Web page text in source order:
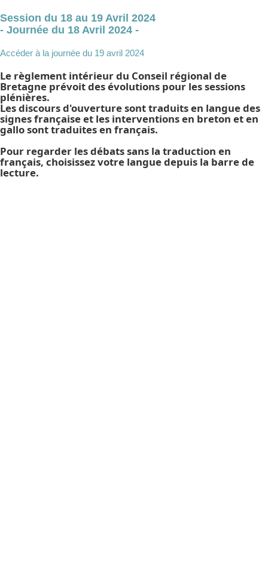
Session du 18 au 19 Avril 2024
- Journée du 18 Avril 2024 -
Accéder à la journée du 19 avril 2024
Le règlement intérieur du Conseil régional de
Bretagne prévoit des évolutions pour les sessions
plénières.
Les discours d'ouverture sont traduits en langue des
signes française et les interventions en breton et en
gallo sont traduites en français.
Pour regarder les débats sans la traduction en
français, choisissez votre langue depuis la barre de
lecture.